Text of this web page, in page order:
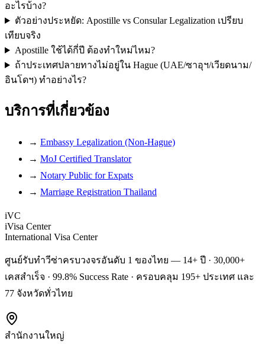
อะไรบ้าง?
ตัวอย่างประหยัด: Apostille vs Consular Legalization เปรียบ
เทียบจริง
Apostille ใช้ได้กี่ปี ต้องทำใหม่ไหม?
ถ้าประเทศปลายทางไม่อยู่ใน Hague (UAE/ซาอุฯ/เวียดนาม/
อินโดฯ) ทำอย่างไร?
บริการที่เกี่ยวข้อง
→ Embassy Legalization (Non-Hague)
→ MoJ Certified Translator
→ Notary Public for Expats
→ Marriage Registration Thailand
iVC
iVisa Center
International Visa Center
ศูนย์รับทำวีซ่าครบวงจรอันดับ 1 ของไทย — 14+ ปี · 30,000+
เคสสำเร็จ · 99.8% Success Rate · ครอบคลุม 195+ ประเทศ และ
77 จังหวัดทั่วไทย
สำนักงานใหญ่